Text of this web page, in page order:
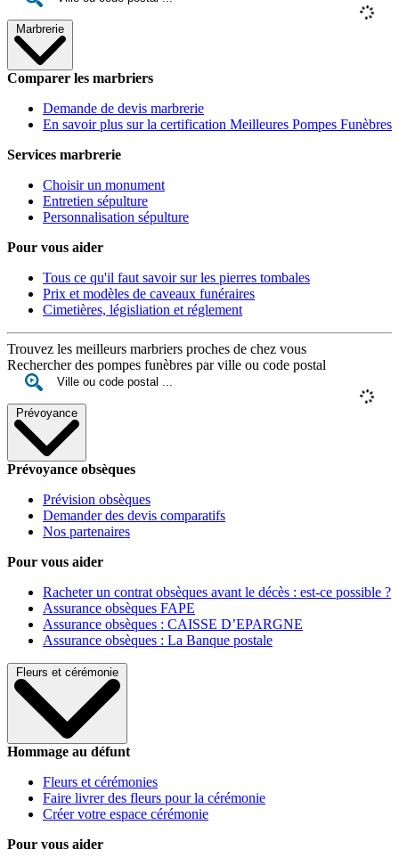
Marbrerie
Comparer les marbriers
Demande de devis marbrerie
En savoir plus sur la certification Meilleures Pompes Funèbres
Services marbrerie
Choisir un monument
Entretien sépulture
Personnalisation sépulture
Pour vous aider
Tous ce qu'il faut savoir sur les pierres tombales
Prix et modèles de caveaux funéraires
Cimetières, législiation et réglement
Trouvez les meilleurs marbriers proches de chez vous
Rechercher des pompes funèbres par ville ou code postal
Prévoyance
Prévoyance obsèques
Prévision obsèques
Demander des devis comparatifs
Nos partenaires
Pour vous aider
Racheter un contrat obsèques avant le décès : est-ce possible ?
Assurance obsèques FAPE
Assurance obsèques : CAISSE D’EPARGNE
Assurance obsèques : La Banque postale
Fleurs et cérémonie
Hommage au défunt
Fleurs et cérémonies
Faire livrer des fleurs pour la cérémonie
Créer votre espace cérémonie
Pour vous aider